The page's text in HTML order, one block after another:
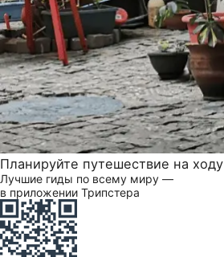
Планируйте путешествие на ходу
Лучшие гиды по всему миру —
в приложении Трипстера